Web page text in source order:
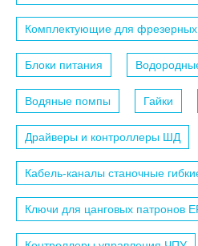
Комплектующие для фрезерных
Блоки питания
Водяные помпы Гайки
Драйверы и контроллеры ШД
Кабель-каналы станочные
Ключи для цанговых патронов